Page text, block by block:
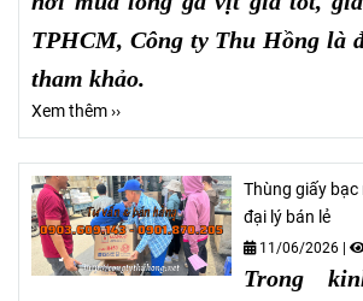
TPHCM, Công ty Thu Hồng là
tham khảo.
Xem thêm ››
Thùng giấy
đại lý bán lẻ
11/06/2026 |
Trong